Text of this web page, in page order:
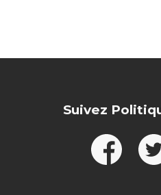
Suivez